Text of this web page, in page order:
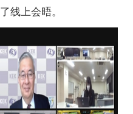
线上会晤。